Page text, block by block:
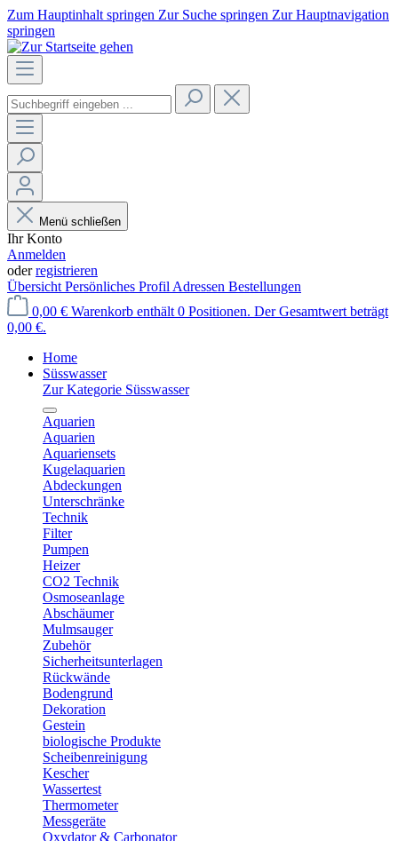
Zum Hauptinhalt springen Zur Suche springen Zur Hauptnavigation
springen
Menü schließen
Ihr Konto
Anmelden
oderregistrieren
Übersicht Persönliches Profil Adressen Bestellungen
0,00 € Warenkorb enthält 0 Positionen. Der Gesamtwert beträgt
0,00 €.
Home
Süsswasser
Zur Kategorie Süsswasser
Aquarien
Aquarien
Aquariensets
Kugelaquarien
Abdeckungen
Unterschränke
Technik
Filter
Pumpen
Heizer
CO2 Technik
Osmoseanlage
Abschäumer
Mulmsauger
Zubehör
Sicherheitsunterlagen
Rückwände
Bodengrund
Dekoration
Gestein
biologische Produkte
Scheibenreinigung
Kescher
Wassertest
Thermometer
Messgeräte
Oxydator & Carbonator